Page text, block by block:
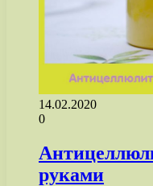
14.02.2020
0
руками